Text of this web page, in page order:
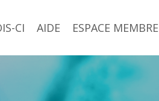
CI AIDE ESPACE MEMBRE